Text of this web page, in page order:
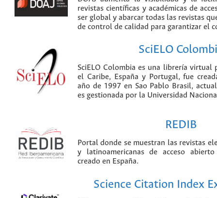
revistas científicas y académicas de
ser global y abarcar todas las revistas
de control de calidad para garantizar el
SciELO
SciELO Colombia es una librería virtual
el Caribe, España y Portugal, fue
año de 1997 en Sao Pablo Brasil,
es gestionada por la Universidad
REDIB
Portal donde se muestran las revistas
y latinoamericanas de acceso
creado en España.
Science Citation Index